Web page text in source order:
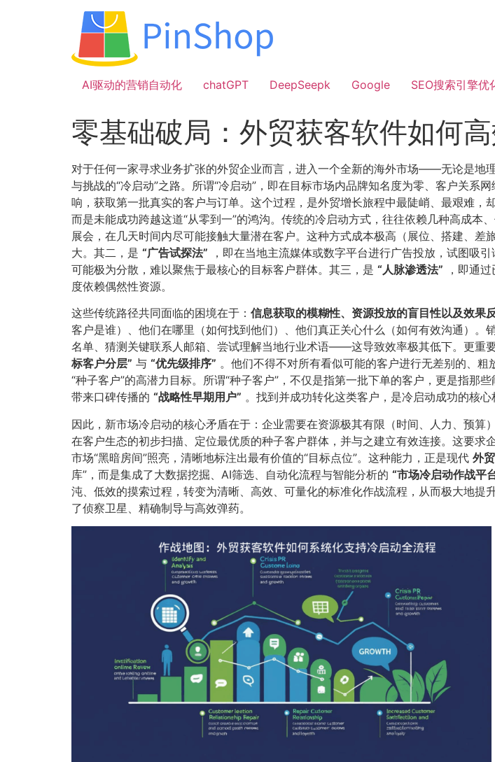
AI驱动的营销自动化
chatGPT DeepSeepk Google SEO搜索引擎优
零基础破局：外贸获客软件如何
对于任何一家寻求业务扩张的外贸企业而言，进入一个全新的海外市场——无论是
与挑战的“冷启动”之路。所谓“冷启动”，即在目标市场内品牌知名度为零、客户关系
响，获取第一批真实的客户与订单。这个过程，是外贸增长旅程中最陡峭、最艰难，
而是未能成功跨越这道“从零到一”的鸿沟。传统的冷启动方式，往往依赖几种高成本
展会，在几天时间内尽可能接触大量潜在客户。这种方式成本极高（展位、搭建、
大。其二，是 ​“广告试探法”​ ，即在当地主流媒体或数字平台进行广告投放，试图吸
可能极为分散，难以聚焦于最核心的目标客户群体。其三，是 ​“人脉渗透法”​ ，即通
度依赖偶然性资源。
这些传统路径共同面临的困境在于：​ 信息获取的模糊性、资源投放的盲目性以及效果
客户是谁）、他们在哪里（如何找到他们）、他们真正关心什么（如何有效沟通）
名单、猜测关键联系人邮箱、尝试理解当地行业术语——这导致效率极其低下。更重
标客户分层”​ 与 ​“优先级排序”​ 。他们不得不对所有看似可能的客户进行无差别的、
“种子客户”的高潜力目标。所谓“种子客户”，不仅是指第一批下单的客户，更是指
带来口碑传播的 ​“战略性早期用户”​ 。找到并成功转化这类客户，是冷启动成功的核心
因此，新市场冷启动的核心矛盾在于：企业需要在资源极其有限（时间、人力、预
在客户生态的初步扫描、定位最优质的种子客户群体，并与之建立有效连接。这要
市场“黑暗房间”照亮，清晰地标注出最有价值的“目标点位”。这种能力，正是现代 外
库”，而是集成了大数据挖掘、AI筛选、自动化流程与智能分析的 ​“市场冷启动作战平
沌、低效的摸索过程，转变为清晰、高效、可量化的标准化作战流程，从而极大地
了侦察卫星、精确制导与高效弹药。